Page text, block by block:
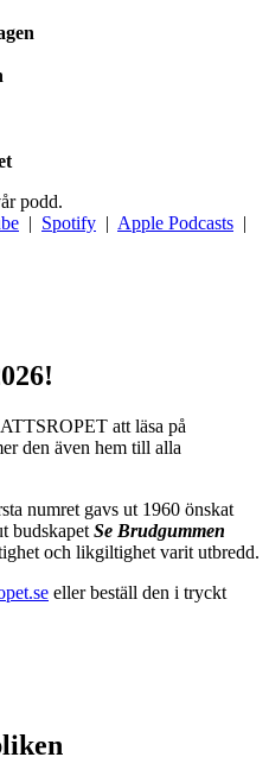
podd.
| Spotify | Apple Podcasts |
att läsa på
den även hem till alla
numret gavs ut 1960 önskat
budskapet Se Brudgummen
och likgiltighet varit utbredd.
eller beställ den i tryckt